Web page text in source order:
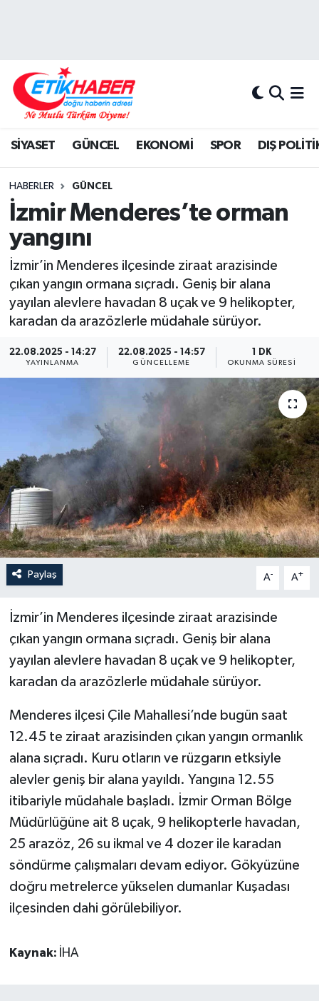
SİYASET GÜNCEL EKONOMİ SPOR DIŞ
HABERLER GÜNCEL
İzmir Menderes’te orman
yangını
İzmir’in Menderes ilçesinde ziraat arazisinde
çıkan yangın ormana sıçradı. Geniş bir alana
yayılan alevlere havadan 8 uçak ve 9 helikopter,
karadan da arazözlerle müdahale sürüyor.
22.08.2025 - 14:27
YAYINLANMA
22.08.2025 - 14:57
GÜNCELLEME
1 DK
OKUNMA SÜRESI
Paylaş A- A+
İzmir’in Menderes ilçesinde ziraat arazisinde
çıkan yangın ormana sıçradı. Geniş bir alana
yayılan alevlere havadan 8 uçak ve 9 helikopter,
karadan da arazözlerle müdahale sürüyor.
Menderes ilçesi Çile Mahallesi’nde bugün saat
12.45 te ziraat arazisinden çıkan yangın ormanlık
alana sıçradı. Kuru otların ve rüzgarın etksiyle
alevler geniş bir alana yayıldı. Yangına 12.55
itibariyle müdahale başladı. İzmir Orman Bölge
Müdürlüğüne ait 8 uçak, 9 helikopterle havadan,
25 arazöz, 26 su ikmal ve 4 dozer ile karadan
söndürme çalışmaları devam ediyor. Gökyüzüne
doğru metrelerce yükselen dumanlar Kuşadası
ilçesinden dahi görülebiliyor.
Kaynak: İHA
DIŞ POLİTİKA
EKONOMİ
KÖŞE YAZILARI
KÜLTÜR-SANAT-MAGAZİN
MEDYA
ÖZEL HABER
RÖPORTAJLAR
SİYASET
GÜNCEL
SPOR
YAŞAM
Hava Durumu
Süper Lig Puan Durumu ve Fikstür
Tüm Manşetler
Son Dakika Haberleri
Haber Arşivi